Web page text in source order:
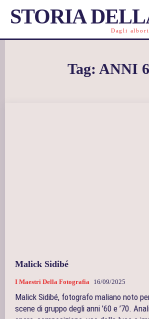
STORIA
Dagli
Tag: ANNI
Malick Sidibé
I Maestri Della Fotografia 16/09/2025
Malick Sidibé, fotografo maliano noto
scene di gruppo degli anni ’60 e ’70.